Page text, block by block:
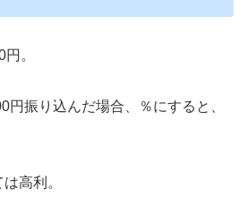
。
振り込んだ場合、％にすると、
高利。